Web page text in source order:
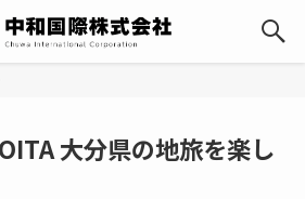
大分県の地旅を楽し